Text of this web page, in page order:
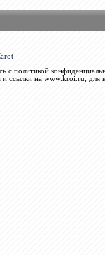
политикой
и ссылки на www.kroi.ru, для